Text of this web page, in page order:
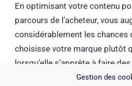
Gestion des
En optimisant votre contenu
parcours de l’acheteur, vous
considérablement les chances
choisisse votre marque plutôt
lorsqu’elle s’apprête à faire